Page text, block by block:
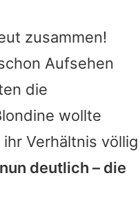
zusammen!
Aufsehen
die
wollte
Verhältnis völlig
deutlich – die